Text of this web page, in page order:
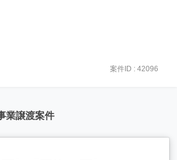
案件ID : 42096
業譲渡案件